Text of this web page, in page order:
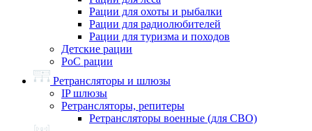
Рации для охоты и рыбалки
Рации для радиолюбителей
Рации для туризма и походов
Детские рации
PoC рации
Ретрансляторы и шлюзы
IP шлюзы
Ретрансляторы, репитеры
Ретрансляторы военные (для СВО)